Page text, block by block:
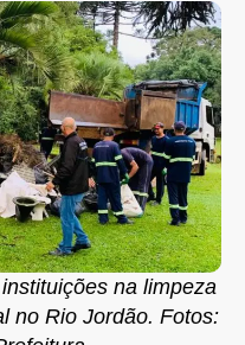
na limpeza
no Rio Jordão. Fotos: